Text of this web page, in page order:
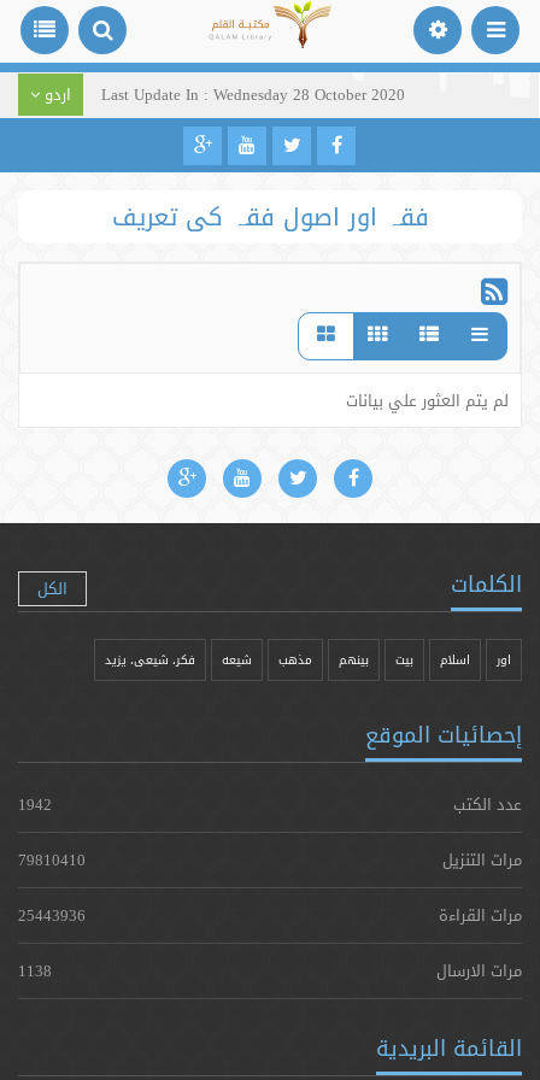
Last Update In : Wednesday 28 October 2020 اردو
فقہ اور اصول فقہ کی تعریف
لم يتم العثور علي بيانات
الكلمات الكل
اور اسلام بیت بينهم مذهب شيعه فکر، شیعی، یزيد
إحصائيات الموقع
عدد الكتب
1942
مرات التنزيل
79810410
مرات القراءة
25443936
مرات الارسال
1138
القائمة البريدية